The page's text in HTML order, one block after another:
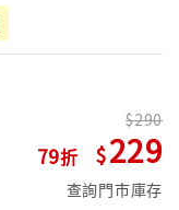
79
290
229
查詢門市庫存